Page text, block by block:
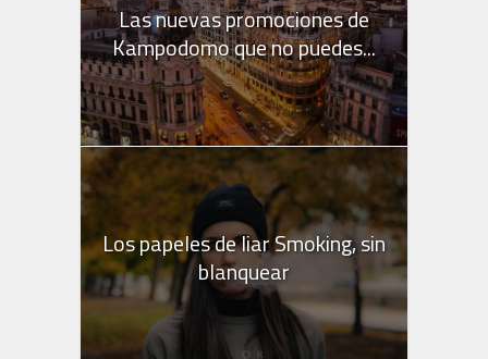
Las nuevas promociones de
Kampodomo que no puedes...
Los papeles de liar Smoking, sin
blanquear